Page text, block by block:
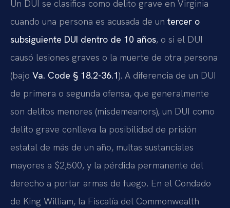
Un DUI se clasifica como delito grave en Virginia
cuando una persona es acusada de un tercer o
subsiguiente DUI dentro de 10 años, o si el DUI
causó lesiones graves o la muerte de otra persona
(bajo Va. Code § 18.2-36.1). A diferencia de un DUI
de primera o segunda ofensa, que generalmente
son delitos menores (misdemeanors), un DUI como
delito grave conlleva la posibilidad de prisión
estatal de más de un año, multas sustanciales
mayores a $2,500, y la pérdida permanente del
derecho a portar armas de fuego. En el Condado
de King William, la Fiscalía del Commonwealth